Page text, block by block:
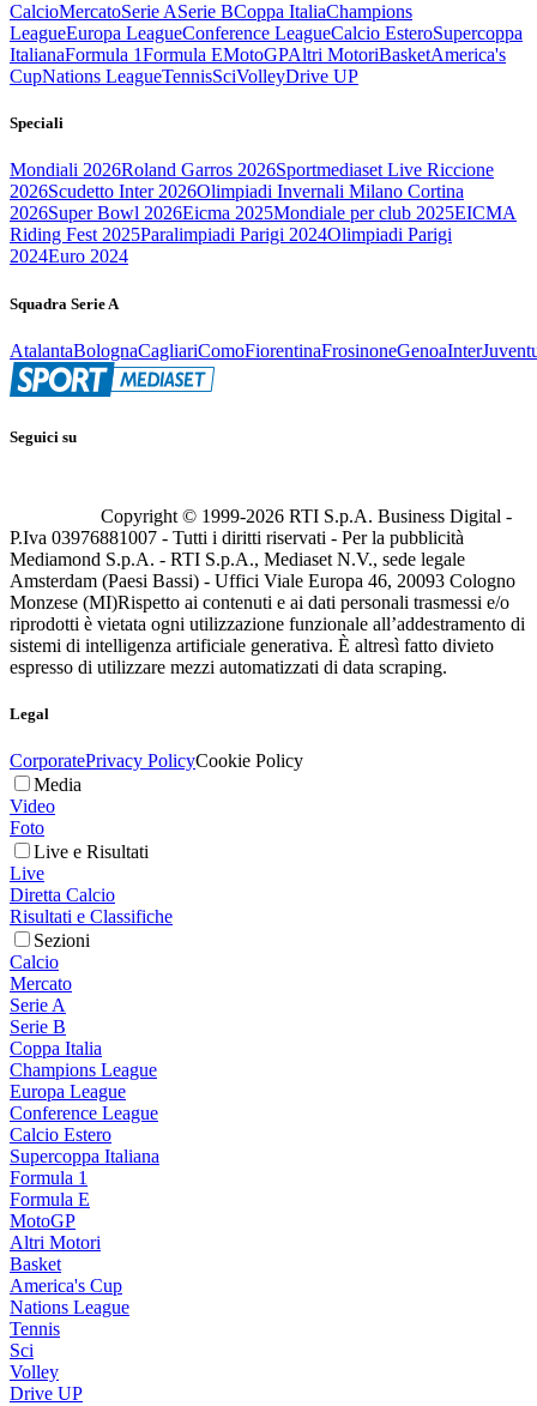
CalcioMercatoSerie ASerie BCoppa ItaliaChampions
LeagueEuropa LeagueConference LeagueCalcio EsteroSupercoppa
ItalianaFormula 1Formula EMotoGPAltri MotoriBasketAmerica's
CupNations LeagueTennisSciVolleyDrive UP
Speciali
Mondiali 2026Roland Garros 2026Sportmediaset Live Riccione
2026Scudetto Inter 2026Olimpiadi Invernali Milano Cortina
2026Super Bowl 2026Eicma 2025Mondiale per club 2025EICMA
Riding Fest 2025Paralimpiadi Parigi 2024Olimpiadi Parigi
2024Euro 2024
Squadra Serie A
AtalantaBolognaCagliariComoFiorentinaFrosinoneGenoaInter
Seguici su
Copyright © 1999-2026 RTI S.p.A. Business Digital -
P.Iva 03976881007 - Tutti i diritti riservati - Per la pubblicità
Mediamond S.p.A. - RTI S.p.A., Mediaset N.V., sede legale
Amsterdam (Paesi Bassi) - Uffici Viale Europa 46, 20093 Cologno
Monzese (MI)Rispetto ai contenuti e ai dati personali trasmessi e/o
riprodotti è vietata ogni utilizzazione funzionale all’addestramento di
sistemi di intelligenza artificiale generativa. È altresì fatto divieto
espresso di utilizzare mezzi automatizzati di data scraping.
Legal
CorporatePrivacy PolicyCookie Policy
Media
Video
Foto
Live e Risultati
Live
Diretta Calcio
Risultati e Classifiche
Sezioni
Calcio
Mercato
Serie A
Serie B
Coppa Italia
Champions League
Europa League
Conference League
Calcio Estero
Supercoppa Italiana
Formula 1
Formula E
MotoGP
Altri Motori
Basket
America's Cup
Nations League
Tennis
Sci
Volley
Drive UP